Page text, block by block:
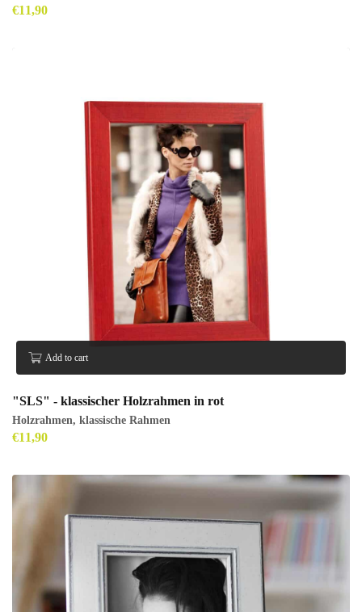
€11,90
Add to cart
"SLS" - klassischer Holzrahmen in rot
Holzrahmen, klassische Rahmen
€11,90